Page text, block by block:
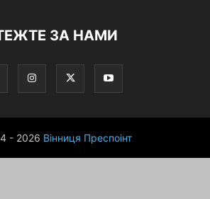
ЗА НАМИ
- 2026 Вінниця Преспоінт